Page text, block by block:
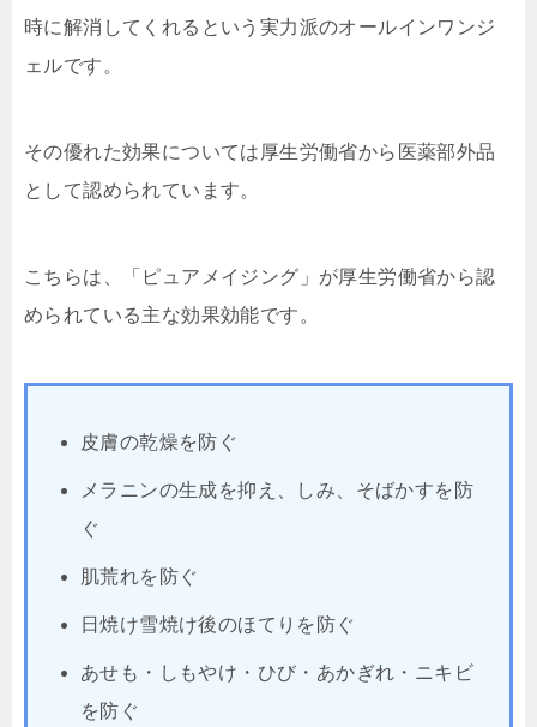
時に解消してくれるという実力派のオールインワンジ
ェルです。
その優れた効果については厚生労働省から医薬部外品
として認められています。
こちらは、「ピュアメイジング」が厚生労働省から認
められている主な効果効能です。
皮膚の乾燥を防ぐ
メラニンの生成を抑え、しみ、そばかすを防
ぐ
肌荒れを防ぐ
日焼け雪焼け後のほてりを防ぐ
あせも・しもやけ・ひび・あかぎれ・ニキビ
を防ぐ